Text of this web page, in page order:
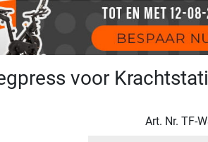
voor
Art. Nr. TF-